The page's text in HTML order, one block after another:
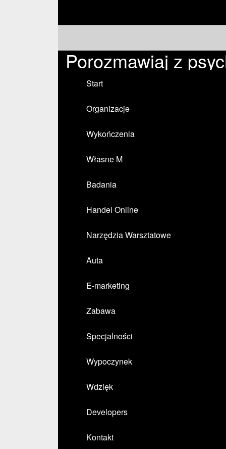
Porozmawiaj z
Start
Organizacje
Wykończenia
Własne M
Badania
Handel Online
Narzędzia Warsztatowe
Auta
E-marketing
Zabawa
Specjalności
Wypoczynek
Wdzięk
Developers
Kontakt